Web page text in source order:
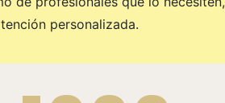
de profesionales que lo necesiten,
personalizada.